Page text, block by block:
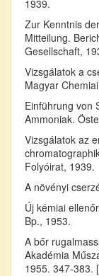
1939.
Zur Kenntnis
Mitteilung.
Gesellschaft,
Vizsgálatok a
Magyar
Einführung von
Ammoniak.
Vizsgálatok az
Folyóirat, 1939.
A növényi
Új kémiai
Bp., 1953.
A bőr
Akadémia
1955. 347-383.